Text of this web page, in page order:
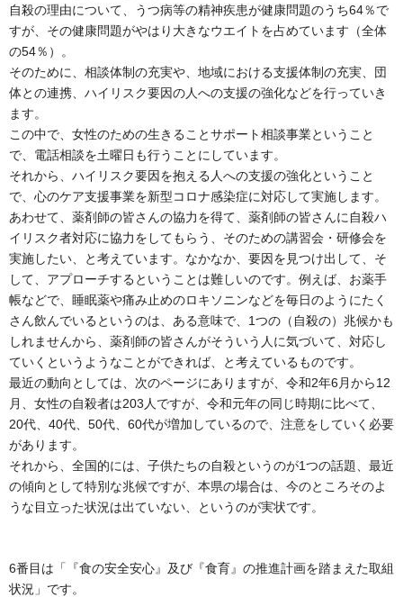
自殺の理由について、うつ病等の精神疾患が健康問題のうち64％で
すが、その健康問題がやはり大きなウエイトを占めています（全体
の54％）。
そのために、相談体制の充実や、地域における支援体制の充実、団
体との連携、ハイリスク要因の人への支援の強化などを行っていき
ます。
この中で、女性のための生きることサポート相談事業ということ
で、電話相談を土曜日も行うことにしています。
それから、ハイリスク要因を抱える人への支援の強化ということ
で、心のケア支援事業を新型コロナ感染症に対応して実施します。
あわせて、薬剤師の皆さんの協力を得て、薬剤師の皆さんに自殺ハ
イリスク者対応に協力をしてもらう、そのための講習会・研修会を
実施したい、と考えています。なかなか、要因を見つけ出して、そ
して、アプローチするということは難しいのです。例えば、お薬手
帳などで、睡眠薬や痛み止めのロキソニンなどを毎日のようにたく
さん飲んでいるというのは、ある意味で、1つの（自殺の）兆候かも
しれませんから、薬剤師の皆さんがそういう人に気づいて、対応し
ていくというようなことができれば、と考えているものです。
最近の動向としては、次のページにありますが、令和2年6月から12
月、女性の自殺者は203人ですが、令和元年の同じ時期に比べて、
20代、40代、50代、60代が増加しているので、注意をしていく必要
があります。
それから、全国的には、子供たちの自殺というのが1つの話題、最近
の傾向として特別な兆候ですが、本県の場合は、今のところそのよ
うな目立った状況は出ていない、というのが実状です。
6番目は「『食の安全安心』及び『食育』の推進計画を踏まえた取組
状況」です。